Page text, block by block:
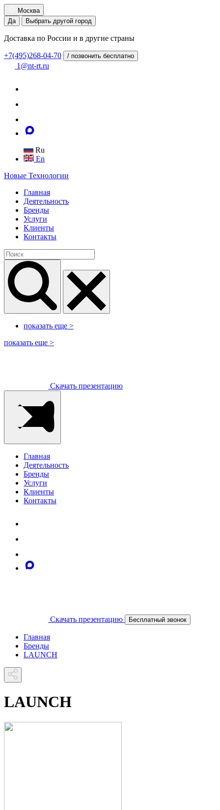
Москва
Да
Выбрать другой город
Доставка по России и в другие страны
+7(495)268-04-70 / позвонить бесплатно
1@nt-rt.ru
Ru
En
Новые Технологии
Главная
Деятельность
Бренды
Услуги
Клиенты
Контакты
показать еще >
показать еще >
Скачать презентацию
Главная
Деятельность
Бренды
Услуги
Клиенты
Контакты
Скачать презентацию Бесплатный звонок
Главная
Бренды
LAUNCH
LAUNCH